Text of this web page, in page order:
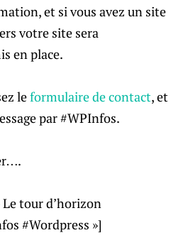
et si vous avez un site
votre site sera
en place.
leformulaire de contact, et
par #WPInfos.
tour d’horizon
#Wordpress »]